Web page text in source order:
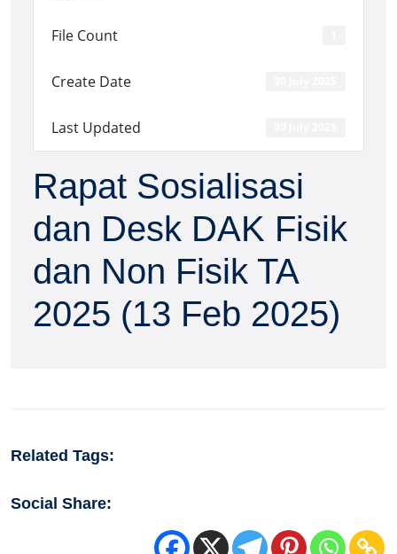
File Count
Create Date
Last Updated
Rapat Sosialisasi
dan Desk DAK Fisik
dan Non Fisik TA
2025 (13 Feb 2025)
Related Tags:
Social Share: